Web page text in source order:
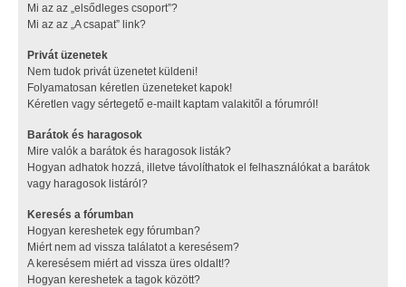
Mi az az „elsődleges csoport”?
Mi az az „A csapat” link?
Privát üzenetek
Nem tudok privát üzenetet küldeni!
Folyamatosan kéretlen üzeneteket kapok!
Kéretlen vagy sértegető e-mailt kaptam valakitől a fórumról!
Barátok és haragosok
Mire valók a barátok és haragosok listák?
Hogyan adhatok hozzá, illetve távolíthatok el felhasználókat a barátok
vagy haragosok listáról?
Keresés a fórumban
Hogyan kereshetek egy fórumban?
Miért nem ad vissza találatot a keresésem?
A keresésem miért ad vissza üres oldalt!?
Hogyan kereshetek a tagok között?